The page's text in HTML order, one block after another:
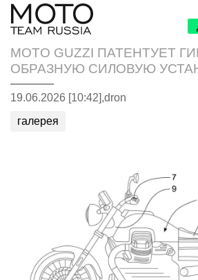
MOTO GUZZI ПАТЕНТУЕТ
ОБРАЗНУЮ СИЛОВУЮ
19.06.2026 [10:42],dron
галерея